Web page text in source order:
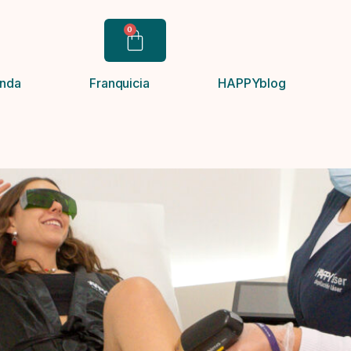
0
Carrito
Franquicia HAPPYblog